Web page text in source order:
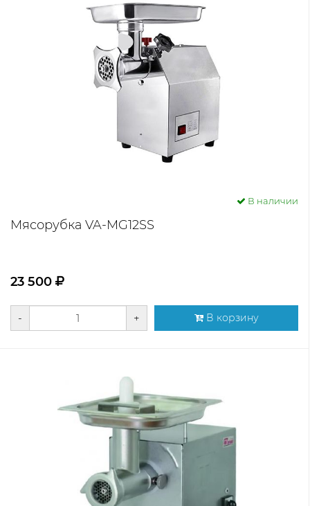
В наличии
Мясорубка VA-MG12SS
23 500
- + В корзину